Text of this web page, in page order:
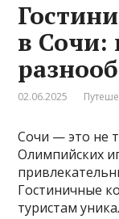
в Сочи:
02.06.2025
Сочи — это не
Олимпийских
Гостиничные
туристам